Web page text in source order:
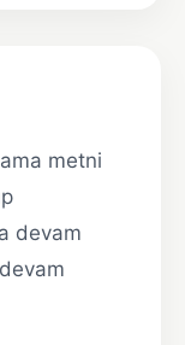
metni
devam